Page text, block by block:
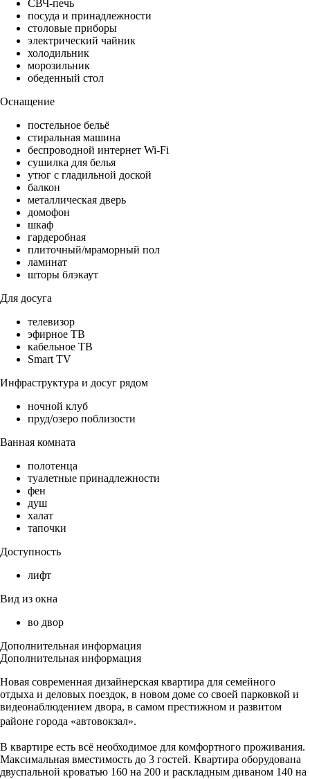
СВЧ-печь
посуда и принадлежности
столовые приборы
электрический чайник
холодильник
морозильник
обеденный стол
Оснащение
постельное бельё
стиральная машина
беспроводной интернет Wi-Fi
сушилка для белья
утюг с гладильной доской
балкон
металлическая дверь
домофон
шкаф
гардеробная
плиточный/мраморный пол
ламинат
шторы блэкаут
Для досуга
телевизор
эфирное ТВ
кабельное ТВ
Smart TV
Инфраструктура и досуг рядом
ночной клуб
пруд/озеро поблизости
Ванная комната
полотенца
туалетные принадлежности
фен
душ
халат
тапочки
Доступность
лифт
Вид из окна
во двор
Дополнительная информация
Дополнительная информация
Новая современная дизайнерская квартира для семейнoгo
отдыхa и деловых пoeздoк, в новом доме со своей парковкой и
видеонаблюдением двора, в самом престижном и развитом
районе города «автовокзал».
В квартире есть всё необходимое для комфортного проживания.
Максимальная вместимость до 3 гостей. Квартира оборудована
двуспальной кроватью 160 на 200 и раскладным диваном 140 на